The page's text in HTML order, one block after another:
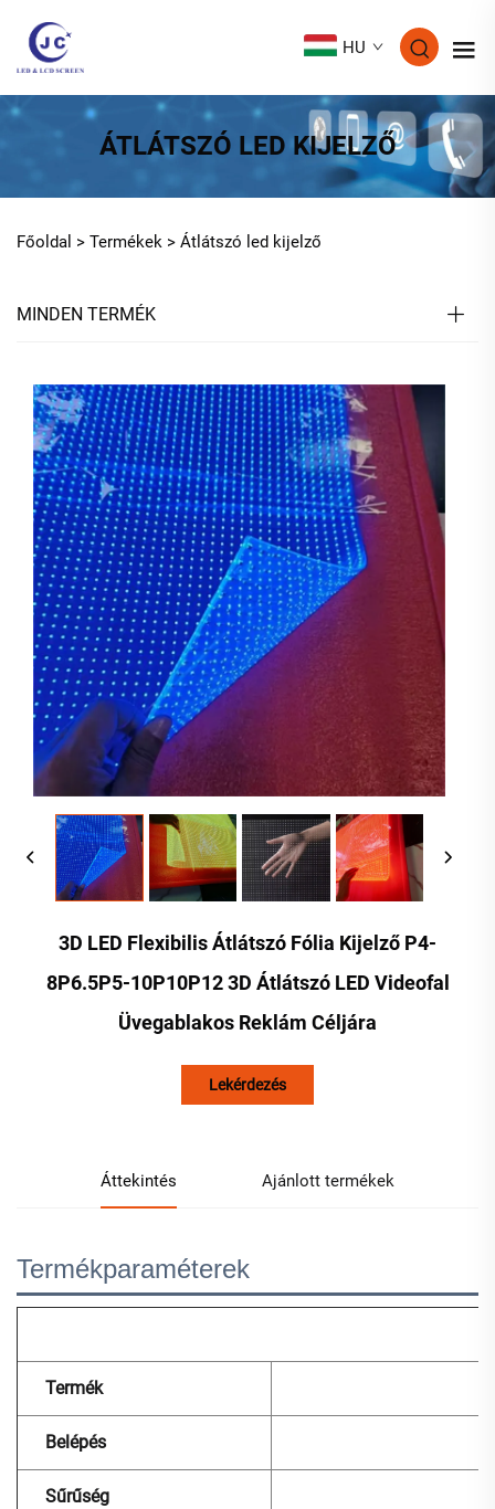
HU
ÁTLÁTSZÓ LED KIJELZŐ
Főoldal > Termékek > Átlátszó led kijelző
MINDEN TERMÉK
3D LED Flexibilis Átlátszó Fólia Kijelző P4-
8P6.5P5-10P10P12 3D Átlátszó LED Videofal
Üvegablakos Reklám Céljára
Lekérdezés
Áttekintés Ajánlott termékek
Termékparaméterek
Termék
Belépés
Sűrűség